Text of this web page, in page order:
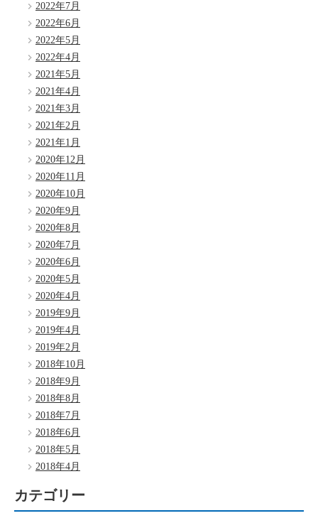
2022年7月
2022年6月
2022年5月
2022年4月
2021年5月
2021年4月
2021年3月
2021年2月
2021年1月
2020年12月
2020年11月
2020年10月
2020年9月
2020年8月
2020年7月
2020年6月
2020年5月
2020年4月
2019年9月
2019年4月
2019年2月
2018年10月
2018年9月
2018年8月
2018年7月
2018年6月
2018年5月
2018年4月
カテゴリー